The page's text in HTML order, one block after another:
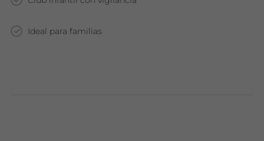
Ideal para familias